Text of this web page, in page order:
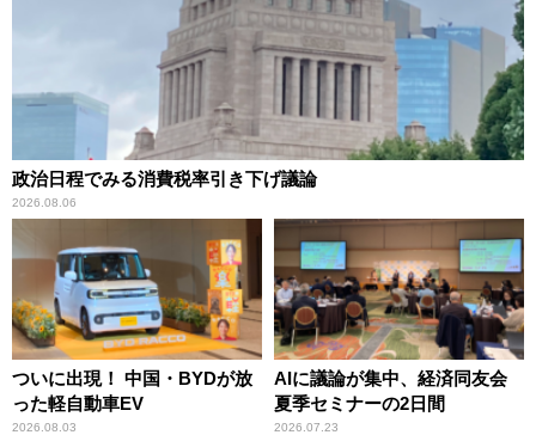
政治日程でみる消費税率引き下げ議論
2026.08.06
ついに出現！ 中国・BYDが放
った軽自動車EV
2026.08.03
AIに議論が集中、経済同友会
夏季セミナーの2日間
2026.07.23